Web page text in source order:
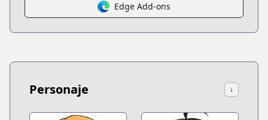
Edge Add-ons
Personaje ↓